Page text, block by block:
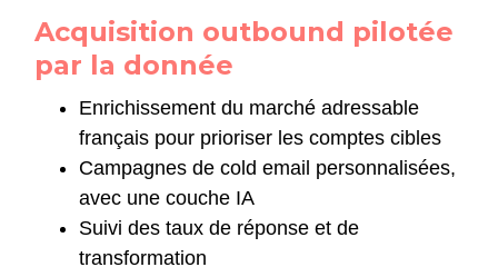
Acquisition outbound pilotée
par la donnée
Enrichissement du marché adressable
français pour prioriser les comptes cibles
Campagnes de cold email personnalisées,
avec une couche IA
Suivi des taux de réponse et de
transformation